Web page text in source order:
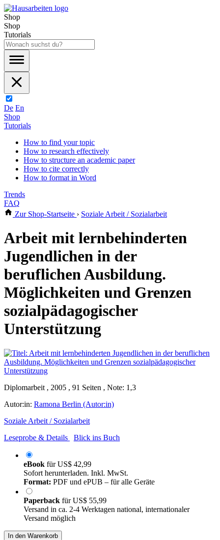
Shop
Shop
Tutorials
De En
Shop
Tutorials
How to find your topic
How to research effectively
How to structure an academic paper
How to cite correctly
How to format in Word
Trends
FAQ
Zur Shop-Startseite › Soziale Arbeit / Sozialarbeit
Arbeit mit lernbehinderten
Jugendlichen in der
beruflichen Ausbildung.
Möglichkeiten und Grenzen
sozialpädagogischer
Unterstützung
Diplomarbeit , 2005 , 91 Seiten , Note: 1,3
Autor:in: Ramona Berlin (Autor:in)
Soziale Arbeit / Sozialarbeit
Leseprobe & Details
Blick ins Buch
eBook fürUS$ 42,99
Sofort herunterladen. Inkl. MwSt.
Format: PDF und ePUB – für alle Geräte
Paperback fürUS$ 55,99
Versand in ca. 2-4 Werktagen national, internationaler
Versand möglich
In den Warenkorb